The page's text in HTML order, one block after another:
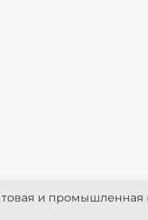
и промышленная